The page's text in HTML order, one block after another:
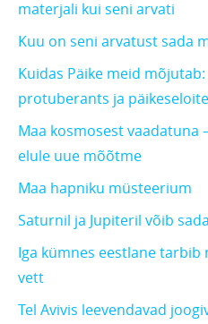
materjali kui seni arvati
Kuu on seni arvatust sada
Kuidas Päike meid
protuberants ja
Maa kosmosest vaadatuna
elule uue mõõtme
Maa hapniku müsteerium
Saturnil ja Jupiteril võib
Iga kümnes eestlane
vett
Tel Avivis leevendavad